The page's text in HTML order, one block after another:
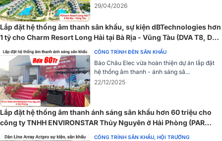
29/04/2026
Lắp đặt hệ thống âm thanh sân khấu, sự kiện dBTechnologies hơn
1 tỷ cho Charm Resort Long Hải tại Bà Rịa - Vũng Tàu (DVA T8, DVA
CÔNG TRÌNH ĐÈN SÂN KHẤU
Bảo Châu Elec vừa hoàn thiện dự án lắp đặt
hệ thống âm thanh - ánh sáng sâ...
22/12/2025
Lắp đặt hệ thống âm thanh ánh sáng sân khấu hơn 60 triệu cho
công ty TNHH ENVIRONSTAR Thủy Nguyên ở Hải Phòng (PAR
60X9W, Dalton TS-18A8000,...)CÔNG TRÌNH SÂN KHẤU, HỘI TRƯỜNG